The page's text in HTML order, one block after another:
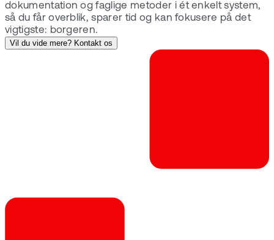
dokumentation og faglige metoder i ét enkelt system,
så du får overblik, sparer tid og kan fokusere på det
vigtigste: borgeren.
Vil du vide mere? Kontakt os